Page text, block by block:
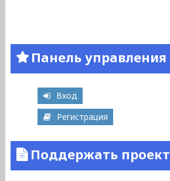
Панель управления
Вход
Регистрация
Поддержать проект